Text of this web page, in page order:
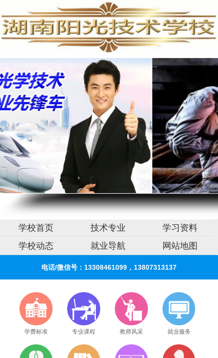
手机维修培训,手机维修培训学校,手机维修培训班
学校首页 技术专业
学习资料
学校动态
就业导航 网站地图
电话/微信号：13308461099，13807313137
学费标准 专业课程 教师风采 就业服务